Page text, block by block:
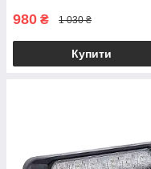
980 ₴ 1 030 ₴
Купити